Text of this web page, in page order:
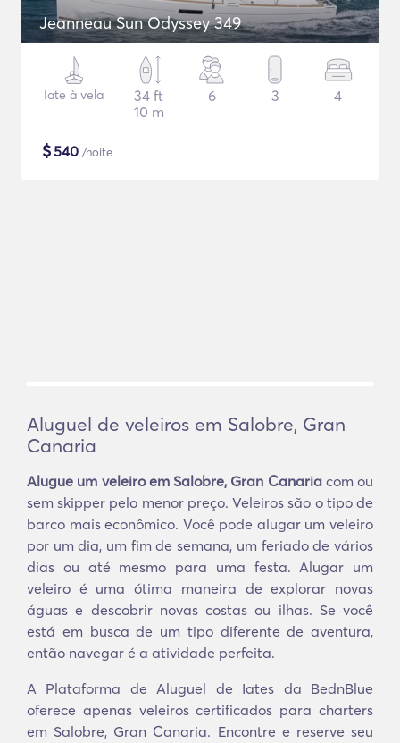
Jeanneau Sun Odyssey 349
Iate à vela
34 ft
10 m
6 3 4
$540 /noite
Aluguel de veleiros em Salobre, Gran
Canaria
Alugue um veleiro em Salobre, Gran Canariacom ou
sem skipper pelo menor preço. Veleiros são o tipo de
barco mais econômico. Você pode alugar um veleiro
por um dia, um fim de semana, um feriado de vários
dias ou até mesmo para uma festa. Alugar um
veleiro é uma ótima maneira de explorar novas
águas e descobrir novas costas ou ilhas. Se você
está em busca de um tipo diferente de aventura,
então navegar é a atividade perfeita.
A Plataforma de Aluguel de Iates da BednBlue
oferece apenas veleiros certificados para charters
em Salobre, Gran Canaria. Encontre e reserve seu